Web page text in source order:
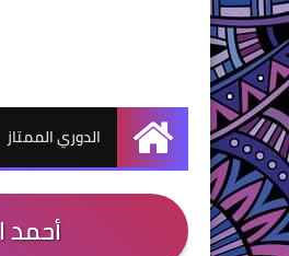
الرئيسية
الدوري الممتاز
أحمد